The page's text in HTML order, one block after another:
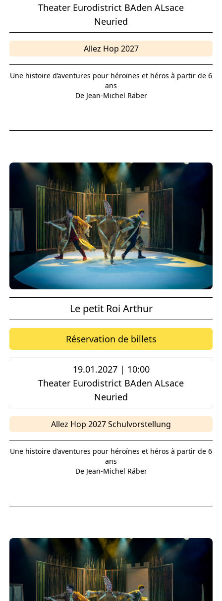
Theater Eurodistrict BAden ALsace
Neuried
Allez Hop 2027
Une histoire d’aventures pour héroïnes et héros à partir de 6
ans
De Jean-Michel Räber
Le petit Roi Arthur
Réservation de billets
19.01.2027 | 10:00
Theater Eurodistrict BAden ALsace
Neuried
Allez Hop 2027 Schulvorstellung
Une histoire d’aventures pour héroïnes et héros à partir de 6
ans
De Jean-Michel Räber